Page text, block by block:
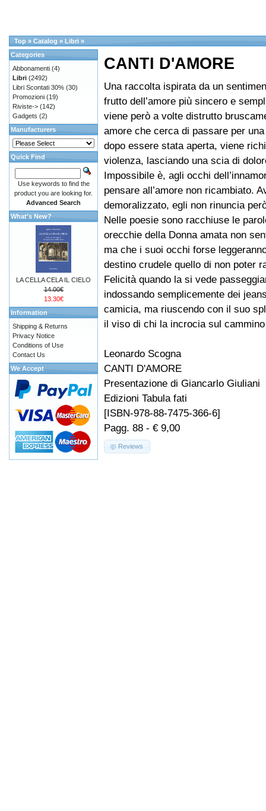
Top » Catalog » Libri »
CANTI D'AMORE
Una raccolta ispirata da un
frutto dell’amore più sincero e
viene però a volte distrutto
amore che cerca di passare per
dopo essere stata aperta, viene
violenza, lasciando una scia di
Impossibile è, agli occhi
pensare all’amore non ricambiato.
demoralizzato, egli non rinuncia
Nelle poesie sono racchiuse le
orecchie della Donna amata non
ma che i suoi occhi forse
destino crudele quello di non poter
Felicità quando la si vede
indossando semplicemente dei
camicia, ma riuscendo con il suo
il viso di chi la incrocia sul
Leonardo Scogna
CANTI D'AMORE
Presentazione di Giancarlo Giuliani
Edizioni Tabula fati
[ISBN-978-88-7475-366-6]
Pagg. 88 - € 9,00
Reviews
Categories
Abbonamenti (4)
Libri (2492)
Libri Scontati 30% (30)
Promozioni (19)
Riviste-> (142)
Gadgets (2)
Manufacturers
Quick Find
Use keywords to find the
product you are looking for.
Advanced Search
What's New?
LA CELLA CELA IL CIELO
14.00€
13.30€
Information
Shipping & Returns
Privacy Notice
Conditions of Use
Contact Us
We Accept